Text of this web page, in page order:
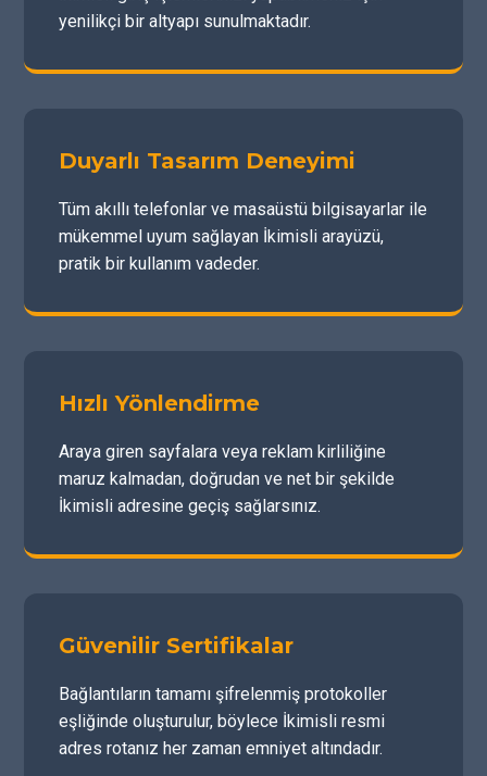
yenilikçi bir altyapı sunulmaktadır.
Duyarlı Tasarım Deneyimi
Tüm akıllı telefonlar ve masaüstü bilgisayarlar ile
mükemmel uyum sağlayan İkimisli arayüzü,
pratik bir kullanım vadeder.
Hızlı Yönlendirme
Araya giren sayfalara veya reklam kirliliğine
maruz kalmadan, doğrudan ve net bir şekilde
İkimisli adresine geçiş sağlarsınız.
Güvenilir Sertifikalar
Bağlantıların tamamı şifrelenmiş protokoller
eşliğinde oluşturulur, böylece İkimisli resmi
adres rotanız her zaman emniyet altındadır.